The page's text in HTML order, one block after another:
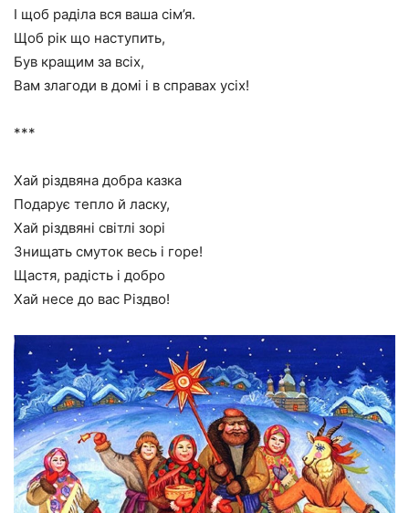
І щоб раділа вся ваша сім’я.
Щоб рік що наступить,
Був кращим за всіх,
Вам злагоди в домі і в справах усіх!
***
Хай різдвяна добра казка
Подарує тепло й ласку,
Хай різдвяні світлі зорі
Знищать смуток весь і горе!
Щастя, радість і добро
Хай несе до вас Різдво!